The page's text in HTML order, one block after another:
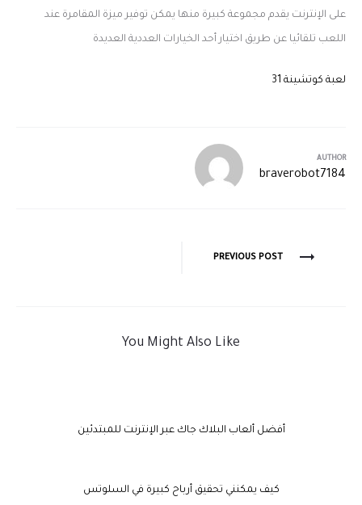
على الإنترنت يقدم مجموعة كبيرة منها يمكن توفير ميزة المقامرة عند
اللعب تلقائيا عن طريق اختيار أحد الخيارات العددية العديدة
لعبة كوتشينة 31
AUTHOR
braverobot7184
PREVIOUS POST
You Might Also Like
أفضل ألعاب البلاك جاك عبر الإنترنت للمبتدئين
كيف يمكنني تحقيق أرباح كبيرة في السلوتس